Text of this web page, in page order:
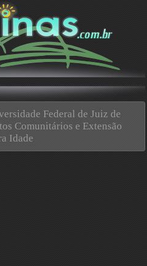
Federal de Juiz de
Comunitários e Extensão
Idade